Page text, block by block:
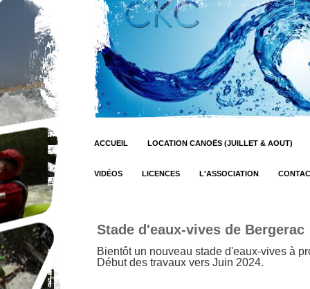
ACCUEIL LOCATION CANOËS (JUILLET & AOUT)
VIDÉOS LICENCES L'ASSOCIATION
Stade d'eaux-vives de Bergerac
Bientôt un nouveau stade d'eaux-vives à
Début des travaux vers Juin 2024.